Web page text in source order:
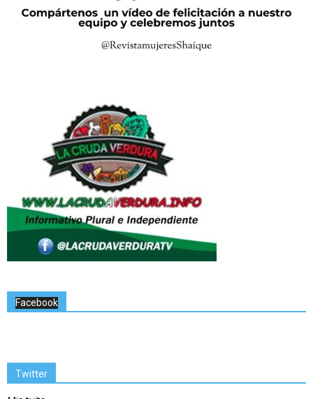
Facebook
Twitter